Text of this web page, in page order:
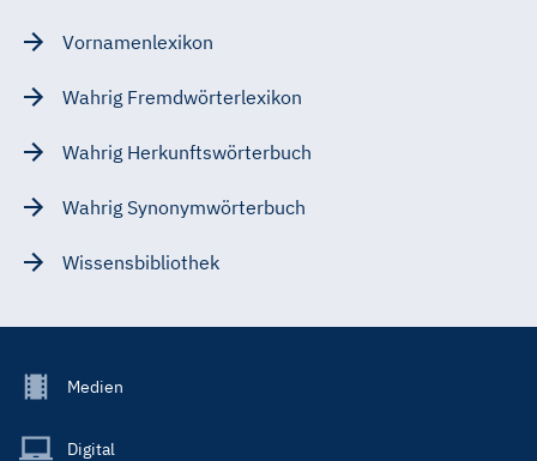
Vornamenlexikon
Wahrig Fremdwörterlexikon
Wahrig Herkunftswörterbuch
Wahrig Synonymwörterbuch
Wissensbibliothek
Footer
Main
Medien
Digital